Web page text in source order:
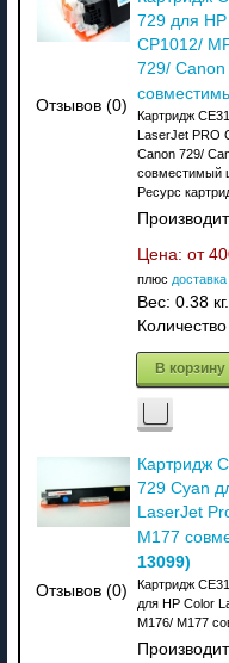
Отзывов (0)
729 для
CP1012/
729/
Картридж
LaserJet PRO
Canon 729/
совместимый
Ресурс
Цена: от
плюс доставка
Вес: 0.38 кг.
В корзину
Отзывов (0)
Картридж
729 Cyan
LaserJet
M177
13099)
Картридж
для HP Color
M176/ M177